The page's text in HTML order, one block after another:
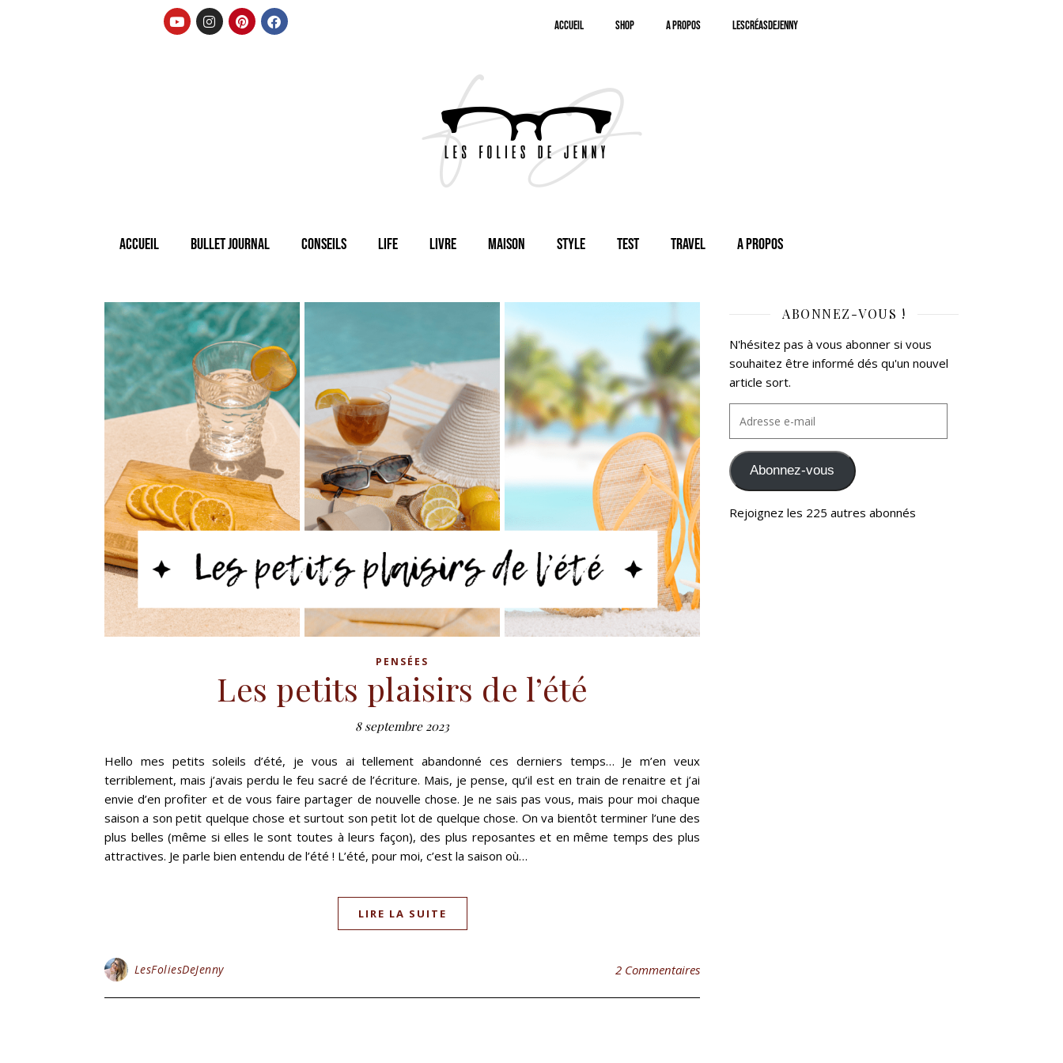
Accueil SHOP A Propos LesCréasdeJenny
Accueil Bullet Journal Conseils Life Livre Maison Style Test Travel A Propos
PENSÉES
Les petits plaisirs de l’été
8 septembre 2023
Hello mes petits soleils d’été, je vous ai tellement abandonné ces derniers temps… Je m’en veux
terriblement, mais j’avais perdu le feu sacré de l’écriture. Mais, je pense, qu’il est en train de renaitre et j’ai
envie d’en profiter et de vous faire partager de nouvelle chose. Je ne sais pas vous, mais pour moi chaque
saison a son petit quelque chose et surtout son petit lot de quelque chose. On va bientôt terminer l’une des
plus belles (même si elles le sont toutes à leurs façon), des plus reposantes et en même temps des plus
attractives. Je parle bien entendu de l’été ! L’été, pour moi, c’est la saison où…
LIRE LA SUITE
LesFoliesDeJenny 2 Commentaires
ABONNEZ-VOUS !
N'hésitez pas à vous abonner si vous
souhaitez être informé dés qu'un nouvel
article sort.
Abonnez-vous
Rejoignez les 225 autres abonnés